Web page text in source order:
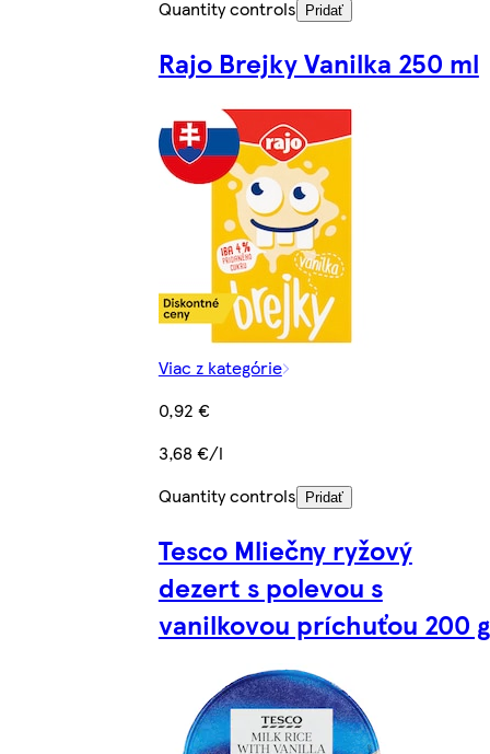
Quantity controls Pridať
Rajo Brejky Vanilka 250 ml
Viac z kategórie
0,92 €
3,68 €/l
Quantity controls
Pridať
Tesco Mliečny ryžový
dezert s polevou s
vanilkovou príchuťou 200 g